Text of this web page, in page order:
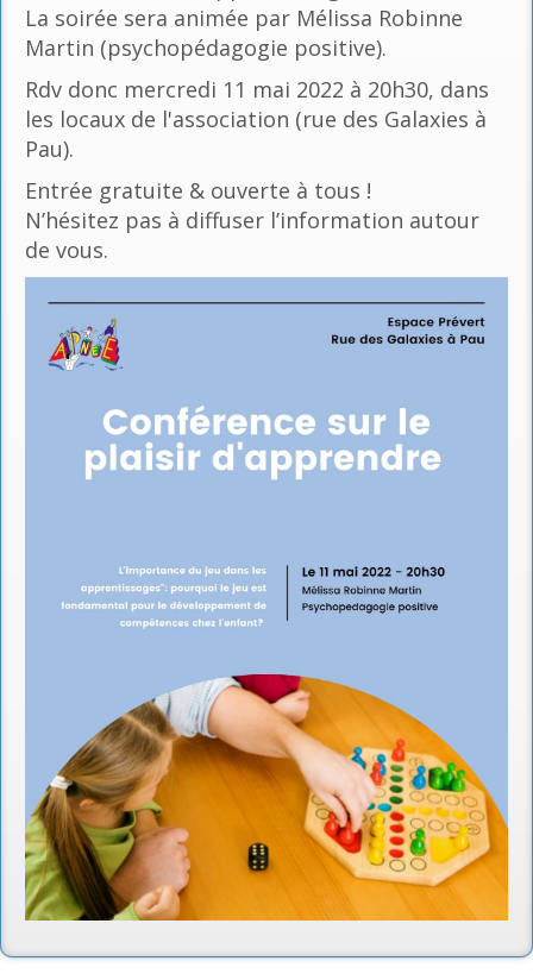
La soirée sera animée par Mélissa Robinne
Martin (psychopédagogie positive).
Rdv donc mercredi 11 mai 2022 à 20h30, dans
les locaux de l'association (rue des Galaxies à
Pau).
Entrée gratuite & ouverte à tous !
N’hésitez pas à diffuser l’information autour
de vous.